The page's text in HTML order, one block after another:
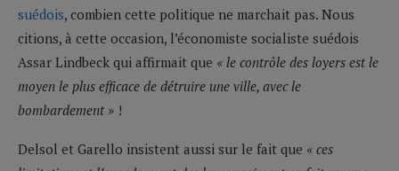
suédois, combien cette politique ne marchait pas. Nous
citions, à cette occasion, l’économiste socialiste suédois
Assar Lindbeck qui affirmait que « le contrôle des loyers est le
moyen le plus efficace de détruire une ville, avec le
bombardement » !
Delsol et Garello insistent aussi sur le fait que « ces